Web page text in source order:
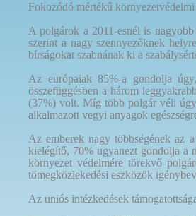
Fokozódó mértékű
A polgárok a 2011-esnél is
szerint a nagy szennyezőknek
bírságokat szabnának ki a
Az európaiak 85%-a gondolja
összefüggésben a három
(37%) volt. Míg több polgár véli
alkalmazott vegyi anyagok
Az emberek nagy többségének az
kielégítő, 70% ugyanezt gondolja a
környezet védelmére törekvő
tömegközlekedési eszközök
Az uniós intézkedések